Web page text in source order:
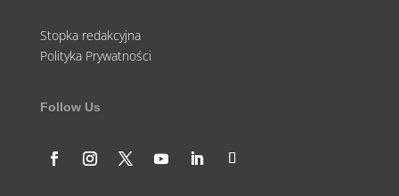
Stopka redakcyjna
Polityka Prywatności
Follow Us